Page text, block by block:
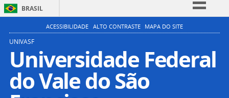
BRASIL
Simplifique!
Participe
Acesso à informação
Legislação
ACESSIBILIDADE ALTO CONTRASTE MAPA DO SITE
UNIVASF
Universidade Federal
do Vale do São